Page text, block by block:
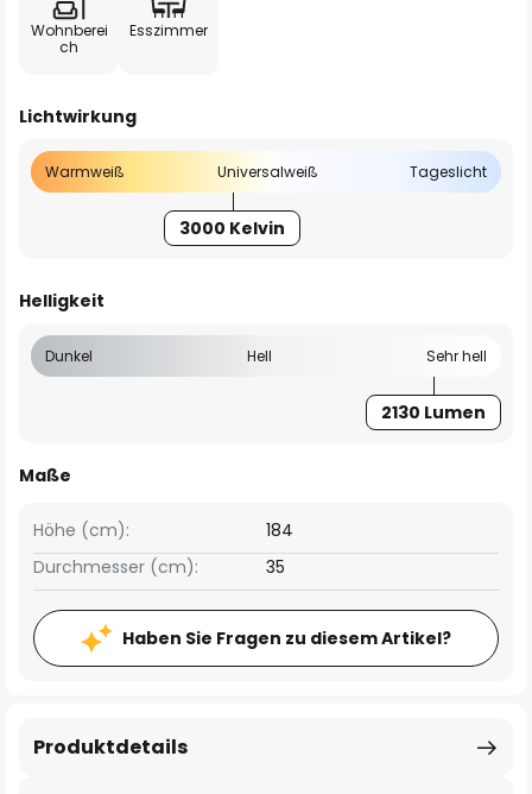
Wohnberei
ch
Esszimmer
Lichtwirkung
Warmweiß Universalweiß Tageslicht
3000 Kelvin
Helligkeit
Dunkel Hell Sehr hell
2130 Lumen
Maße
Höhe (cm):
184
Durchmesser (cm):
35
Haben Sie Fragen zu diesem Artikel?
Produktdetails